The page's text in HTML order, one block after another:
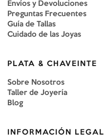
Envíos y Devoluciones
Preguntas Frecuentes
Guía de Tallas
Cuidado de las Joyas
PLATA & CHAVEINTE
Sobre Nosotros
Taller de Joyería
Blog
INFORMACIÓN LEGAL